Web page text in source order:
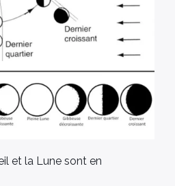
et la Lune sont en